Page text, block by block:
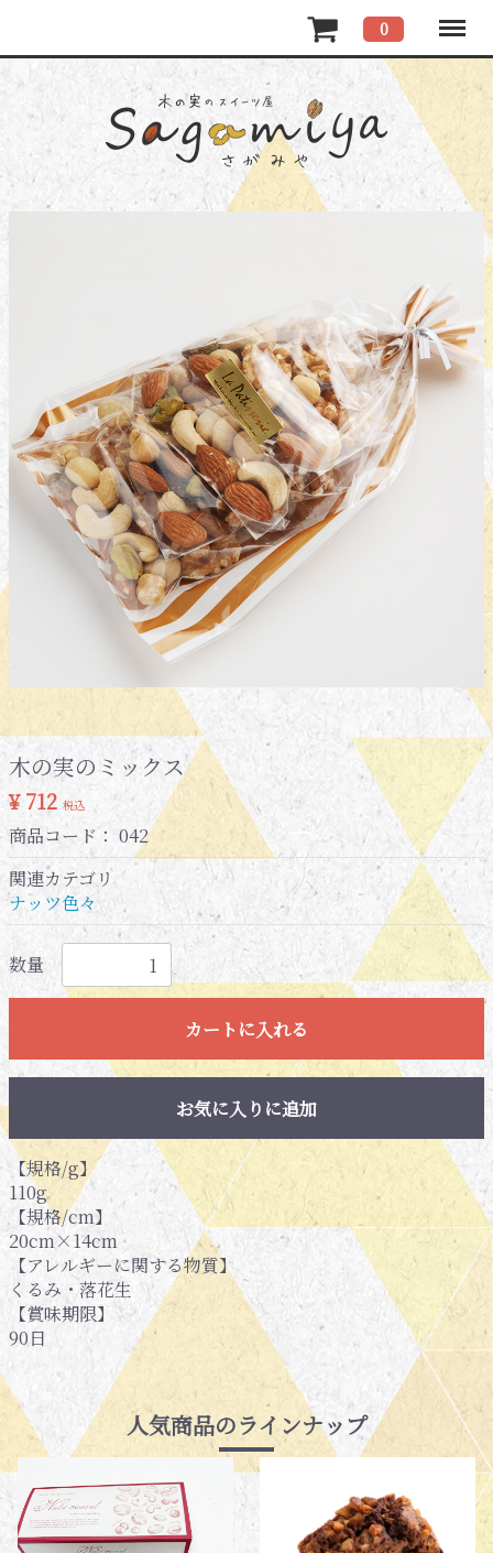
0
木の実のミックス
¥ 712 税込
商品コード： 042
関連カテゴリ
ナッツ色々
数量
カートに入れる
お気に入りに追加
【規格/g】
110g
【規格/cm】
20cm×14cm
【アレルギーに関する物質】
くるみ・落花生
【賞味期限】
90日
人気商品のラインナップ
Menu